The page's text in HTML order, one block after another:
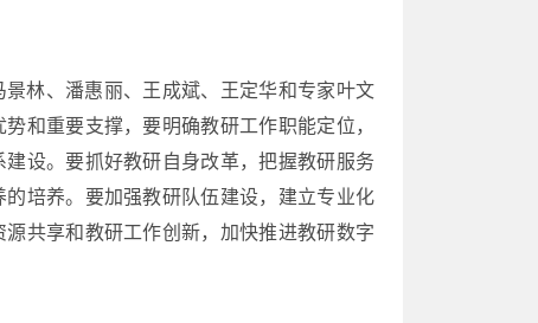
林、潘惠丽、王成斌、王定华和专家叶文
和重要支撑，要明确教研工作职能定位，
设。要抓好教研自身改革，把握教研服务
培养。要加强教研队伍建设，建立专业化
共享和教研工作创新，加快推进教研数字